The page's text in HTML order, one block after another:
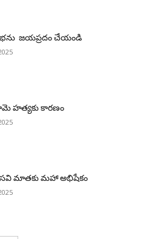
జయప్రదం చేయండి
హత్యకు కారణం
మాతకు మహా అభిషేకం